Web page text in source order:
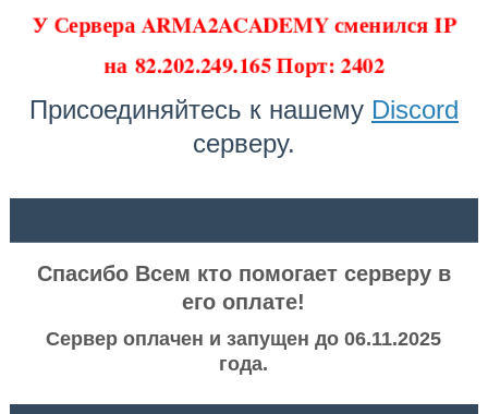
У Сервера ARMA2ACADEMY сменился IP
на 82.202.249.165 Порт: 2402
Присоединяйтесь к нашему Discord
серверу.
Спасибо Всем кто помогает серверу в
его оплате!
Сервер оплачен и запущен до 06.11.2025
года.